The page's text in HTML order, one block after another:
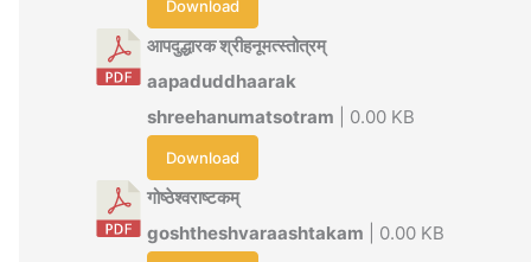
Download
आपदुद्धारक श्रीहनूमत्स्तोत्रम्
aapaduddhaarak
shreehanumatsotram | 0.00 KB
Download
गोष्ठेश्वराष्टकम्
goshtheshvaraashtakam | 0.00 KB